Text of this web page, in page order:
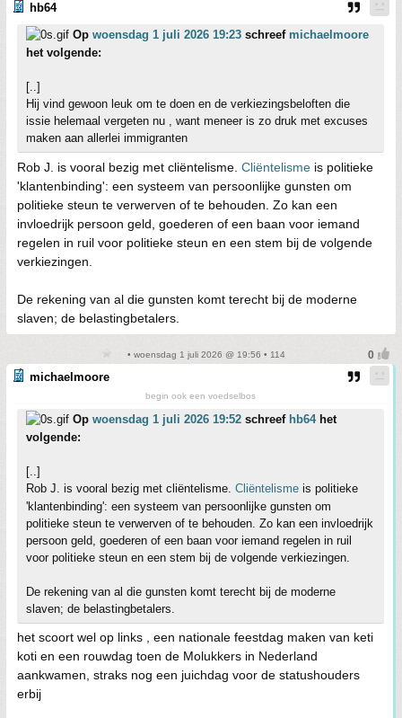
hb64
Op woensdag 1 juli 2026 19:23 schreef michaelmoore
het volgende:
[..]
Hij vind gewoon leuk om te doen en de verkiezingsbeloften die
issie helemaal vergeten nu , want meneer is zo druk met excuses
maken aan allerlei immigranten
Rob J. is vooral bezig met cliëntelisme. Cliëntelisme is politieke
'klantenbinding': een systeem van persoonlijke gunsten om
politieke steun te verwerven of te behouden. Zo kan een
invloedrijk persoon geld, goederen of een baan voor iemand
regelen in ruil voor politieke steun en een stem bij de volgende
verkiezingen.
De rekening van al die gunsten komt terecht bij de moderne
slaven; de belastingbetalers.
• woensdag 1 juli 2026 @ 19:56 • 114
michaelmoore
begin ook een voedselbos
Op woensdag 1 juli 2026 19:52 schreef hb64het
volgende:
[..]
Rob J. is vooral bezig met cliëntelisme. Cliëntelisme is politieke
'klantenbinding': een systeem van persoonlijke gunsten om
politieke steun te verwerven of te behouden. Zo kan een invloedrijk
persoon geld, goederen of een baan voor iemand regelen in ruil
voor politieke steun en een stem bij de volgende verkiezingen.
De rekening van al die gunsten komt terecht bij de moderne
slaven; de belastingbetalers.
het scoort wel op links , een nationale feestdag maken van keti
koti en een rouwdag toen de Molukkers in Nederland
aankwamen, straks nog een juichdag voor de statushouders
erbij